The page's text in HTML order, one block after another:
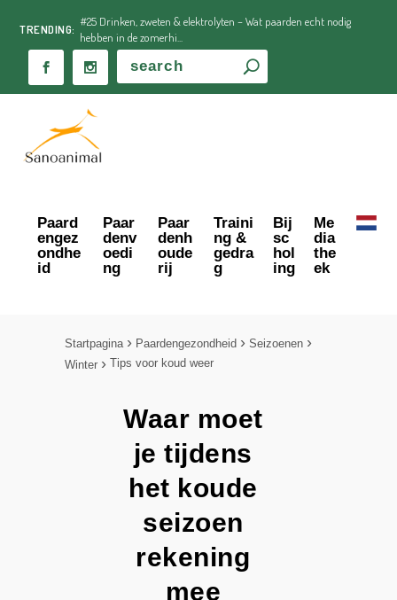
TRENDING:
#25 Drinken, zweten & elektrolyten – Wat paarden echt nodig
hebben in de zomerhi...
Paard
engez
ondhe
id
Paar
denv
oedi
ng
Paar
denh
oude
rij
Traini
ng &
gedra
g
Bij
sc
hol
ing
Me
dia
the
ek
Startpagina Paardengezondheid
Seizoenen
Winter
Tips voor koud weer
Waar moet
je tijdens
het koude
seizoen
rekening
mee